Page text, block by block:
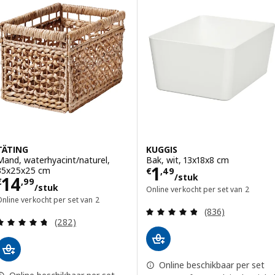
KUGGIS, Bak met deksel, zwartblauw/bamboe, 26x35x15 cm
KUGGIS, Bak met deksel, lichtgrijs/bamboe, 26x35x15 cm
Optie: KUGGIS, Bak met
waterhyacint/naturel,
cm
14,99
/stuk
€ 14,99/stuk
verkocht per set van 2
Beoordeling: 4.7 van 5 sterren. Totaal
(282)
KUGGIS
Bak, wit, 13x18x8 cm
€1,49
/stuk
Prijs € 1,49/
Online verkocht per set van 2
Beoordeling:
(836)
Online beschikbaar per set